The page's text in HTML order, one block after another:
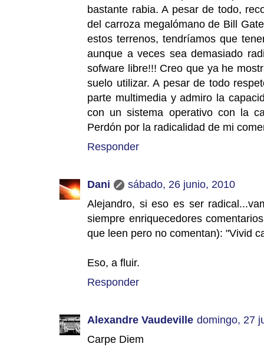
bastante rabia. A pesar de todo,
del carroza megalómano de Bill
estos terrenos, tendríamos que
aunque a veces sea demasiado
sofware libre!!! Creo que ya he
suelo utilizar. A pesar de todo
parte multimedia y admiro la
con un sistema operativo con la
Perdón por la radicalidad de mi
Responder
Dani
sábado, 26 junio, 2010
Alejandro, si eso es ser
siempre enriquecedores
que leen pero no comentan): "Vivid
Eso, a fluir.
Responder
Alexandre Vaudeville domingo, 27
Carpe Diem